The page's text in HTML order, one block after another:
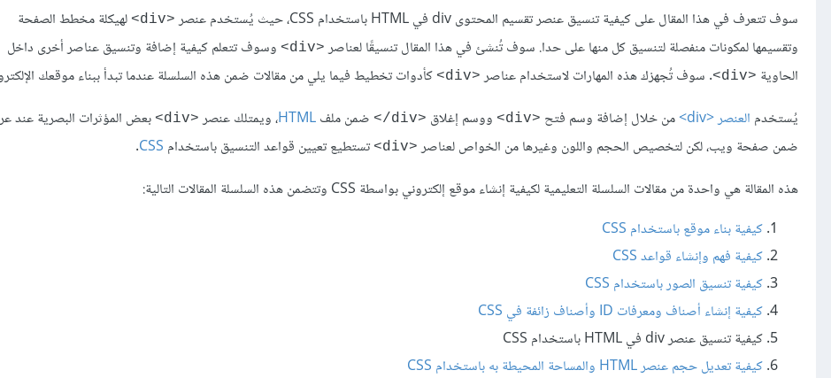
سوف تتعرف في هذا المقال على كيفية تنسيق عنصر تقسيم المحتوى div في HTML باستخدام CSS، حيث يُستخدم عنصر <div>
لهيكلة مخطط الصفحة
وتقسيمها لمكونات منفصلة لتنسيق كل منها على حدا. سوف تُنشئ في هذا المقال تنسيقًا لعناصر <div>
وسوف تتعلم كيفية إضافة وتنسيق عناصر أخرى داخل
الحاوية <div> . سوف تُجهزك هذه المهارات لاستخدام عناصر <div>
كأدوات تخطيط فيما يلي من مقالات ضمن هذه السلسلة عندما تبدأ ببناء موقعك
يُستخدم العنصر <div> من خلال إضافة وسم فتح <div> ووسم إغلاق <div/> ضمن ملفHTML، ويمتلك عنصر <div>
بعض المؤثرات البصرية عند
ضمن صفحة ويب، لكن لتخصيص الحجم واللون وغيرها من الخواص لعناصر <div> تستطيع تعيين قواعد التنسيق باستخدام CSS
.
هذه المقالة هي واحدة من مقالات السلسلة التعليمية لكيفية إنشاء موقع إلكتروني بواسطة CSS وتتضمن هذه السلسلة المقالات التالية:
كيفية بناء موقع باستخدام CSS
كيفية فهم وإنشاء قواعد CSS
كيفية تنسيق الصور باستخدام CSS
كيفية إنشاء أصناف ومعرفات ID وأصناف زائفة في CSS
كيفية تنسيق عنصر div في HTML باستخدام CSS
كيفية تعديل حجم عنصر HTML والمساحة المحيطة به باستخدام CSS